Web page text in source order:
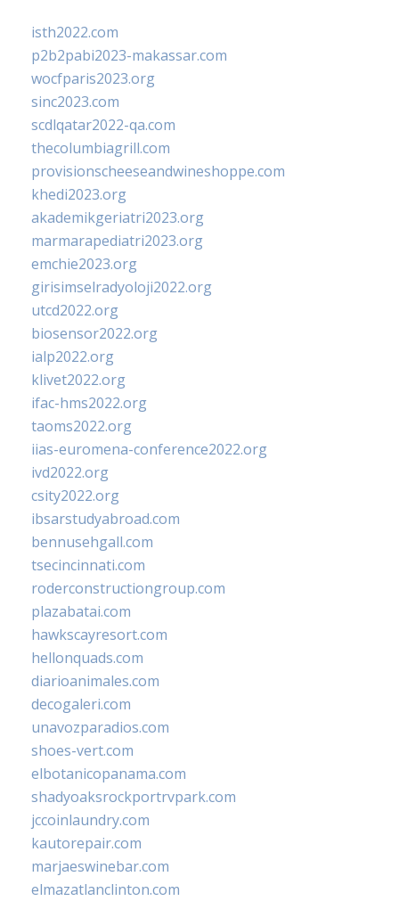
isth2022.com
p2b2pabi2023-makassar.com
wocfparis2023.org
sinc2023.com
scdlqatar2022-qa.com
thecolumbiagrill.com
provisionscheeseandwineshoppe.com
khedi2023.org
akademikgeriatri2023.org
marmarapediatri2023.org
emchie2023.org
girisimselradyoloji2022.org
utcd2022.org
biosensor2022.org
ialp2022.org
klivet2022.org
ifac-hms2022.org
taoms2022.org
iias-euromena-conference2022.org
ivd2022.org
csity2022.org
ibsarstudyabroad.com
bennusehgall.com
tsecincinnati.com
roderconstructiongroup.com
plazabatai.com
hawkscayresort.com
hellonquads.com
diarioanimales.com
decogaleri.com
unavozparadios.com
shoes-vert.com
elbotanicopanama.com
shadyoaksrockportrvpark.com
jccoinlaundry.com
kautorepair.com
marjaeswinebar.com
elmazatlanclinton.com